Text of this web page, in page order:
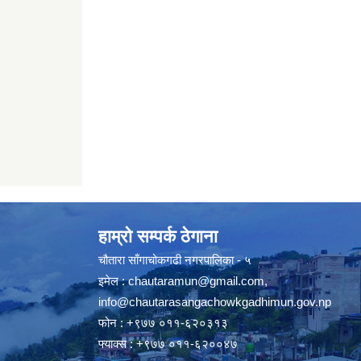
हाम्रो सम्पर्क ठेगाना
चौतारा साँगाचोकगढी नगरपालिका - ५
इमेल :chautaramun@gmail.com,
info@chautarasangachowkgadhimun.gov.np
फोन : +९७७ ०११-६२०३१३
फ्याक्स : +९७७ ०११-६२००४७